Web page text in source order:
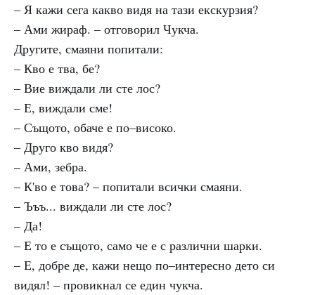
– Я кажи сега какво видя на тази екскурзия?
– Ами жираф. – отговорил Чукча.
Другите, смаяни попитали:
– Кво е тва, бе?
– Вие виждали ли сте лос?
– Е, виждали сме!
– Същото, обаче е по–високо.
– Друго кво видя?
– Ами, зебра.
– К'во е това? – попитали всички смаяни.
– Ъъъ... виждали ли сте лос?
– Да!
– Е то е същото, само че е с различни шарки.
– Е, добре де, кажи нещо по–интересно дето си
видял! – провикнал се един чукча.